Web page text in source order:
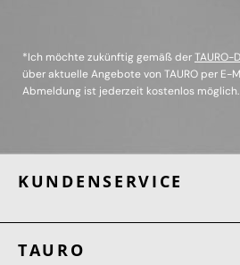
*Ich möchte zukünftig gemäß der
über aktuelle Angebote von TAURO per E-
Abmeldung ist jederzeit kostenlos möglich.
KUNDENSERVICE
TAURO